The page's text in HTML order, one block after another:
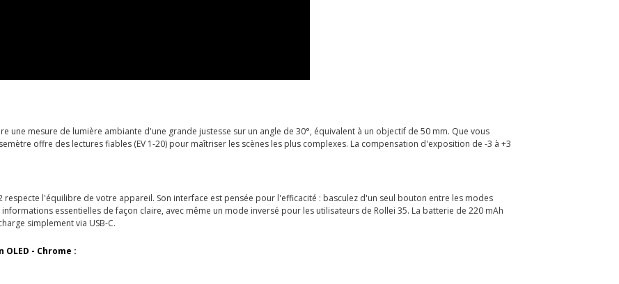
une mesure de lumière ambiante d'une grande justesse sur un angle de 30°, équivalent à un objectif de 50 mm. Que vous
offre des lectures fiables (EV 1-20) pour maîtriser les scènes les plus complexes. La compensation d'exposition de -3 à +3
respecte l'équilibre de votre appareil. Son interface est pensée pour l'efficacité : basculez d'un seul bouton entre les modes
essentielles de façon claire, avec même un mode inversé pour les utilisateurs de Rollei 35. La batterie de 220 mAh
simplement via USB-C.
- Chrome :